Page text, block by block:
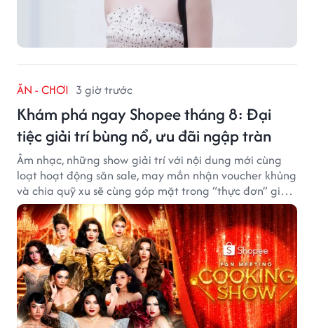
ĂN - CHƠI 3 giờ trước
Khám phá ngay Shopee tháng 8: Đại
tiệc giải trí bùng nổ, ưu đãi ngập tràn
Âm nhạc, những show giải trí với nội dung mới cùng
loạt hoạt động săn sale, may mắn nhận voucher khủng
và chia quỹ xu sẽ cùng góp mặt trong “thực đơn” giải
trí cuối tuần trên Shopee, diễn ra liên tiếp vào ngày
7/8 và 8/8.